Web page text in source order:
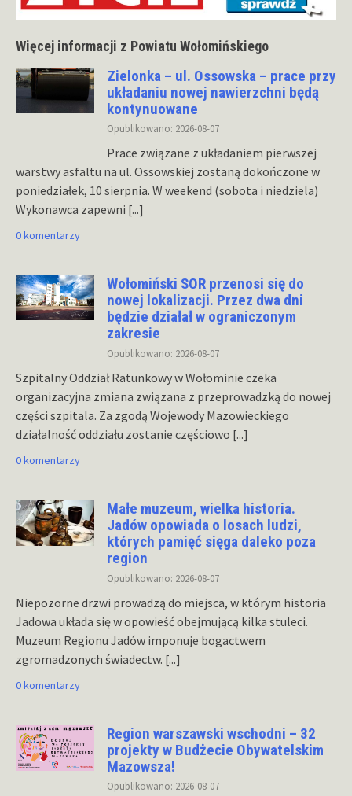
Więcej informacji z Powiatu Wołomińskiego
Zielonka – ul. Ossowska – prace przy
układaniu nowej nawierzchni będą
kontynuowane
Opublikowano: 2026-08-07
Prace związane z układaniem pierwszej
warstwy asfaltu na ul. Ossowskiej zostaną dokończone w
poniedziałek, 10 sierpnia. W weekend (sobota i niedziela)
Wykonawca zapewni [...]
0 komentarzy
Wołomiński SOR przenosi się do
nowej lokalizacji. Przez dwa dni
będzie działał w ograniczonym
zakresie
Opublikowano: 2026-08-07
Szpitalny Oddział Ratunkowy w Wołominie czeka
organizacyjna zmiana związana z przeprowadzką do nowej
części szpitala. Za zgodą Wojewody Mazowieckiego
działalność oddziału zostanie częściowo [...]
0 komentarzy
Małe muzeum, wielka historia.
Jadów opowiada o losach ludzi,
których pamięć sięga daleko poza
region
Opublikowano: 2026-08-07
Niepozorne drzwi prowadzą do miejsca, w którym historia
Jadowa układa się w opowieść obejmującą kilka stuleci.
Muzeum Regionu Jadów imponuje bogactwem
zgromadzonych świadectw. [...]
0 komentarzy
Region warszawski wschodni – 32
projekty w Budżecie Obywatelskim
Mazowsza!
Opublikowano: 2026-08-07